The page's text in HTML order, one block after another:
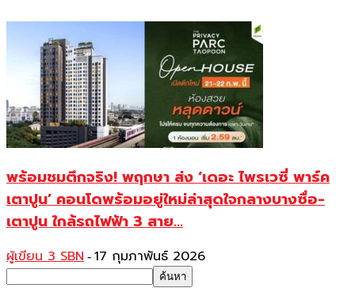
พร้อมชมตึกจริง! พฤกษา ส่ง ‘เดอะ ไพรเวซี่ พาร์ค
เตาปูน’ คอนโดพร้อมอยู่ใหม่ล่าสุดใจกลางบางซื่อ-
เตาปูน ใกล้รถไฟฟ้า 3 สาย...
ผู้เขียน 3 SBN - 17 กุมภาพันธ์ 2026